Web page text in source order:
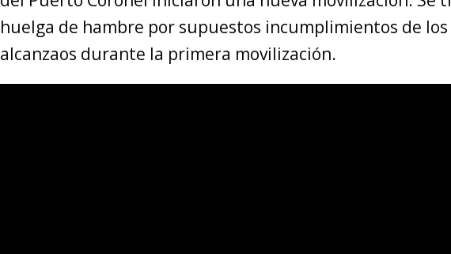
huelga de hambre por supuestos incumplimientos de
alcanzaos durante la primera movilización.